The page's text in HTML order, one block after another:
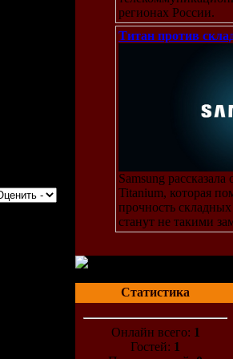
регионах России.
Титан против
Samsung
Titanium, которая
прочность
станут не такими
Статистика
Онлайн всего: 1
Гостей: 1